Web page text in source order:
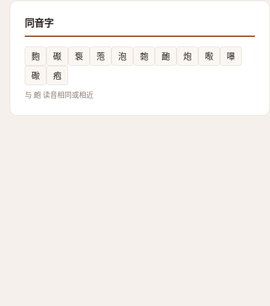
同音字
麭 礟 袌 萢 泡 㯡 靤 炮 㘐
嚗
礮
疱
与 皰 读音相同或相近